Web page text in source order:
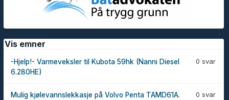
Vis emner
0 svar
-Hjelp!- Varmeveksler til Kubota 59hk (Nanni Diesel
6.280HE)
0 svar
Mulig kjølevannslekkasje på Volvo Penta TAMD61A.